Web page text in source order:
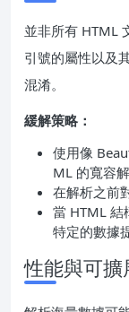
並非所有 HTML
引號的屬性以及
混淆。
緩解策略：
使用像
ML 的寬容
在解析之前
當 HTML 結
特定的數據
性能與可擴